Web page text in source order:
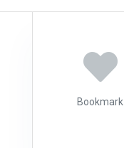
Bookmark